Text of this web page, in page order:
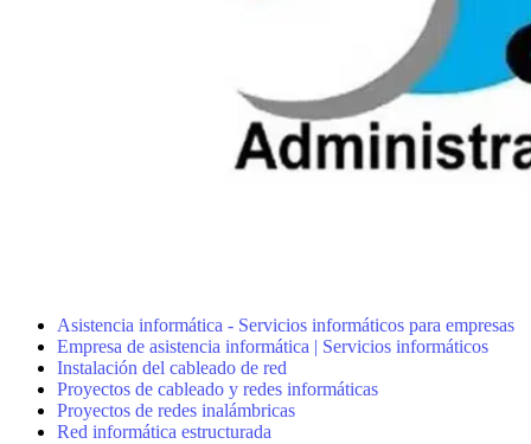
Asistencia informática - Servicios informáticos para empresas
Empresa de asistencia informática | Servicios informáticos
Instalación del cableado de red
Proyectos de cableado y redes informáticas
Proyectos de redes inalámbricas
Red informática estructurada